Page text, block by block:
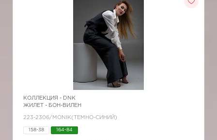
КОЛЛЕКЦИЯ - DNK
ЖИЛЕТ - БОН-ВИЛЕН
223-2306/MONIK(ТЕМНО-СИНИЙ)
158-38 164-84